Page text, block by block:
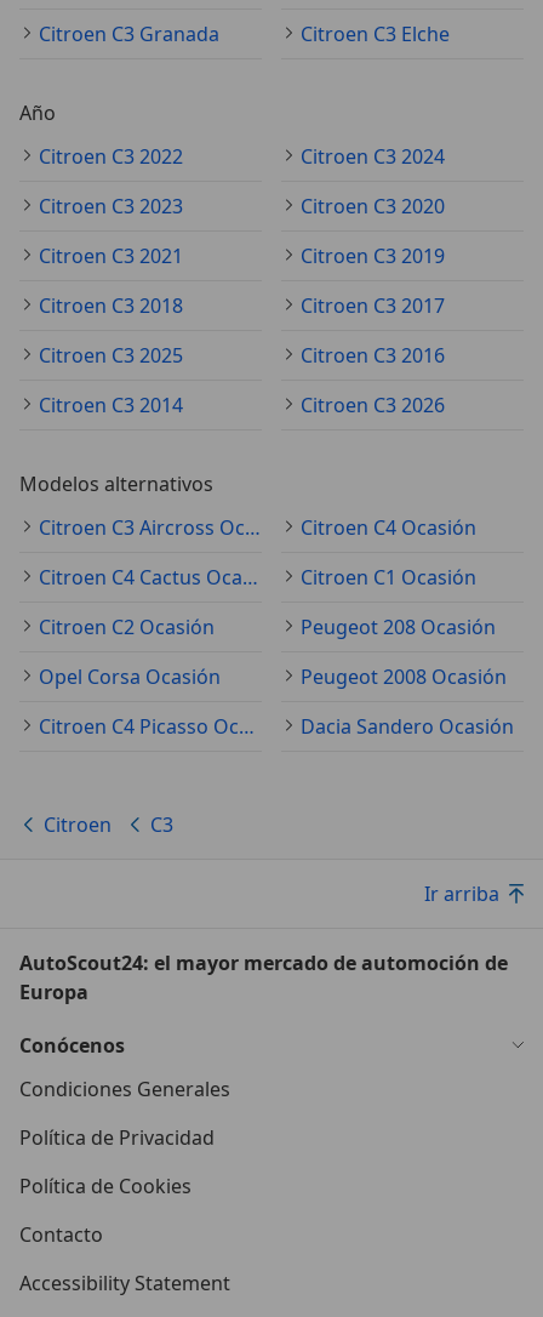
Citroen C3 Granada
Citroen C3 Elche
Año
Citroen C3 2022
Citroen C3 2024
Citroen C3 2023
Citroen C3 2020
Citroen C3 2021
Citroen C3 2019
Citroen C3 2018
Citroen C3 2017
Citroen C3 2025
Citroen C3 2016
Citroen C3 2014
Citroen C3 2026
Modelos alternativos
Citroen C3 Aircross Ocasión
Citroen C4 Ocasión
Citroen C4 Cactus Ocasión
Citroen C1 Ocasión
Citroen C2 Ocasión
Peugeot 208 Ocasión
Opel Corsa Ocasión
Peugeot 2008 Ocasión
Citroen C4 Picasso Ocasión
Dacia Sandero Ocasión
Citroen C3
Ir arriba
AutoScout24: el mayor mercado de automoción de
Europa
Conócenos
Condiciones Generales
Política de Privacidad
Política de Cookies
Contacto
Accessibility Statement